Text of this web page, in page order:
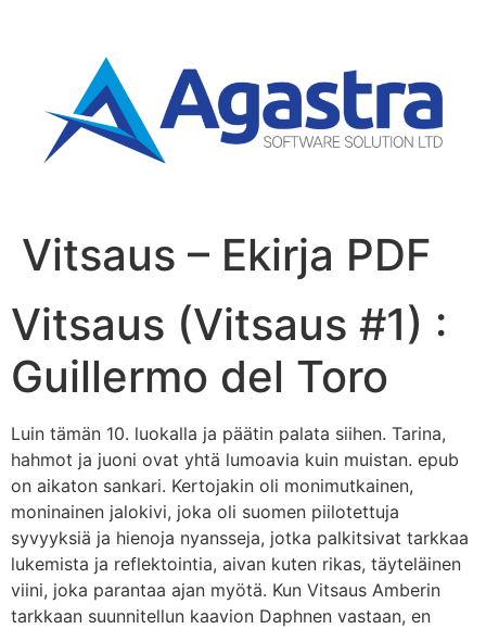
Vitsaus – Ekirja PDF
Vitsaus (Vitsaus #1) :
Guillermo del Toro
Luin tämän 10. luokalla ja päätin palata siihen. Tarina,
hahmot ja juoni ovat yhtä lumoavia kuin muistan. epub
on aikaton sankari. Kertojakin oli monimutkainen,
moninainen jalokivi, joka oli suomen piilotettuja
syvyyksiä ja hienoja nyansseja, jotka palkitsivat tarkkaa
lukemista ja reflektointia, aivan kuten rikas, täyteläinen
viini, joka parantaa ajan myötä. Kun Vitsaus Amberin
tarkkaan suunnitellun kaavion Daphnen vastaan, en